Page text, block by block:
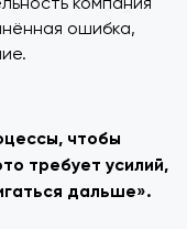
ошибка,
чтобы
требует усилий,
дальше».